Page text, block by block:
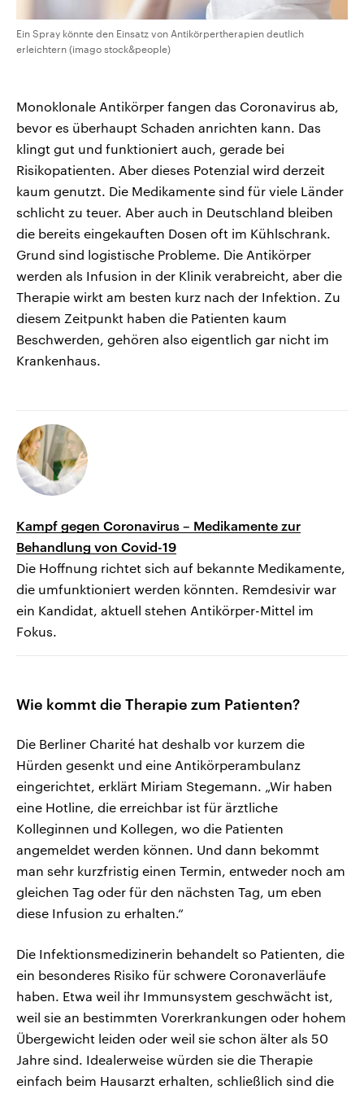
Ein Spray könnte den Einsatz von Antikörpertherapien deutlich
erleichtern (imago stock&people)
Monoklonale Antikörper fangen das Coronavirus ab,
bevor es überhaupt Schaden anrichten kann. Das
klingt gut und funktioniert auch, gerade bei
Risikopatienten. Aber dieses Potenzial wird derzeit
kaum genutzt. Die Medikamente sind für viele Länder
schlicht zu teuer. Aber auch in Deutschland bleiben
die bereits eingekauften Dosen oft im Kühlschrank.
Grund sind logistische Probleme. Die Antikörper
werden als Infusion in der Klinik verabreicht, aber die
Therapie wirkt am besten kurz nach der Infektion. Zu
diesem Zeitpunkt haben die Patienten kaum
Beschwerden, gehören also eigentlich gar nicht im
Krankenhaus.
Kampf gegen Coronavirus – Medikamente zur
Behandlung von Covid-19
Die Hoffnung richtet sich auf bekannte Medikamente,
die umfunktioniert werden könnten. Remdesivir war
ein Kandidat, aktuell stehen Antikörper-Mittel im
Fokus.
Wie kommt die Therapie zum Patienten?
Die Berliner Charité hat deshalb vor kurzem die
Hürden gesenkt und eine Antikörperambulanz
eingerichtet, erklärt Miriam Stegemann. „Wir haben
eine Hotline, die erreichbar ist für ärztliche
Kolleginnen und Kollegen, wo die Patienten
angemeldet werden können. Und dann bekommt
man sehr kurzfristig einen Termin, entweder noch am
gleichen Tag oder für den nächsten Tag, um eben
diese Infusion zu erhalten.“
Die Infektionsmedizinerin behandelt so Patienten, die
ein besonderes Risiko für schwere Coronaverläufe
haben. Etwa weil ihr Immunsystem geschwächt ist,
weil sie an bestimmten Vorerkrankungen oder hohem
Übergewicht leiden oder weil sie schon älter als 50
Jahre sind. Idealerweise würden sie die Therapie
einfach beim Hausarzt erhalten, schließlich sind die